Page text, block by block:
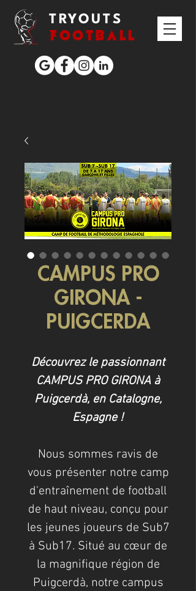
TRYOUTS
FOOTBALL
CAMPUS PRO
GIRONA -
PUIGCERDA
Découvrez le passionnant
CAMPUS PRO GIRONA à
Puigcerdà, en Catalogne,
Espagne !
Nous sommes ravis de
vous présenter notre camp
d'entraînement de football
de haut niveau, conçu pour
les jeunes joueurs de Sub7
à Sub17. Situé au cœur de
la magnifique région de
Puigcerdà, notre campus